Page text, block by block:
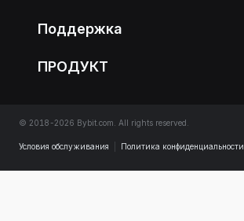
Поддержка
ПРОДУКТ
© 2018-2026 Bybit.com. All rights reserved.
Условия обслуживания Политика конфиденциальности